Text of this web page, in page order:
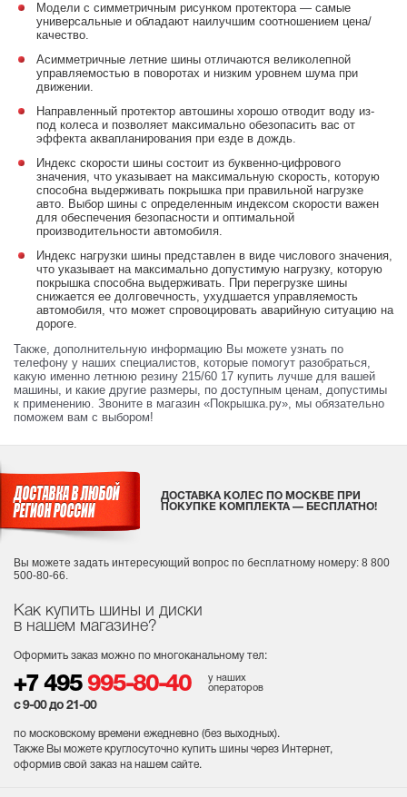
Модели с симметричным рисунком протектора — самые
универсальные и обладают наилучшим соотношением цена/
качество.
Асимметричные летние шины отличаются великолепной
управляемостью в поворотах и низким уровнем шума при
движении.
Направленный протектор автошины хорошо отводит воду из-
под колеса и позволяет максимально обезопасить вас от
эффекта аквапланирования при езде в дождь.
Индекс скорости шины состоит из буквенно-цифрового
значения, что указывает на максимальную скорость, которую
способна выдерживать покрышка при правильной нагрузке
авто. Выбор шины с определенным индексом скорости важен
для обеспечения безопасности и оптимальной
производительности автомобиля.
Индекс нагрузки шины представлен в виде числового значения,
что указывает на максимально допустимую нагрузку, которую
покрышка способна выдерживать. При перегрузке шины
снижается ее долговечность, ухудшается управляемость
автомобиля, что может спровоцировать аварийную ситуацию на
дороге.
Также, дополнительную информацию Вы можете узнать по
телефону у наших специалистов, которые помогут разобраться,
какую именно летнюю резину 215/60 17 купить лучше для вашей
машины, и какие другие размеры, по доступным ценам, допустимы
к применению. Звоните в магазин «Покрышка.ру», мы обязательно
поможем вам с выбором!
Как купить шины и диски
в нашем магазине?
Оформить заказ можно по многоканальному тел:
+7 495 995-80-40
у наших
операторов
с 9-00 до 21-00
по московскому времени ежедневно (без выходных).
Также Вы можете круглосуточно купить шины через Интернет,
оформив свой заказ на нашем сайте.
ДОСТАВКА КОЛЕС ПО МОСКВЕ ПРИ
ПОКУПКЕ КОМПЛЕКТА — БЕСПЛАТНО!
Вы можете задать интересующий вопрос по бесплатному номеру: 8 800
500-80-66.